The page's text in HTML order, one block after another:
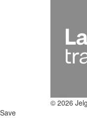
© 2026
Save